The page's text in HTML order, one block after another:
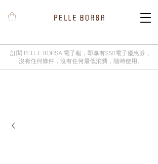
訂閱 PELLE BORSA 電子報，即享有$50電子優惠券，
沒有任何條件，沒有任何最低消費，隨時使用。